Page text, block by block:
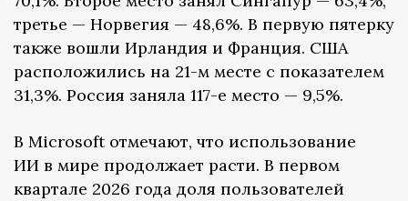
третье — Норвегия — 48,6%. В первую пятерку
также вошли Ирландия и Франция. США
расположились на 21-м месте с показателем
31,3%. Россия заняла 117-е место — 9,5%.
В Microsoft отмечают, что использование
ИИ в мире продолжает расти. В первом
квартале 2026 года доля пользователей